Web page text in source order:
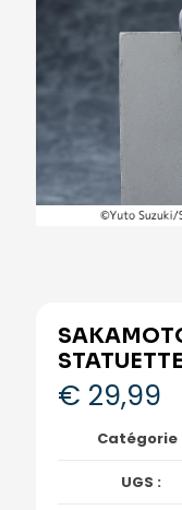
€ 29,99
Catégorie
UGS :